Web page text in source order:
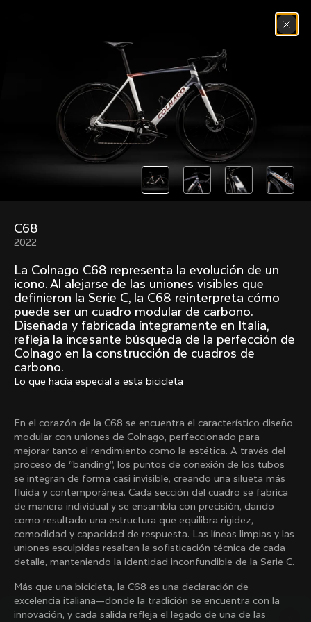
(0)
Past models that made history.
Overview over every bike produced by Colnago in
chronological order.
Freccia
1954
Mexico
1972
Mexico Oro
1979
Mexico TT
1980
Master
1983
Arabesque
1983
Oval CX
Cargar más
10 de 71
C68
2022
La Colnago C68 representa la evolución de un
icono. Al alejarse de las uniones visibles que
definieron la Serie C, la C68 reinterpreta cómo
puede ser un cuadro modular de carbono.
Diseñada y fabricada íntegramente en Italia,
refleja la incesante búsqueda de la perfección de
Colnago en la construcción de cuadros de
carbono.
Lo que hacía especial a esta bicicleta
En el corazón de la C68 se encuentra el característico diseño
modular con uniones de Colnago, perfeccionado para
mejorar tanto el rendimiento como la estética. A través del
proceso de “banding”, los puntos de conexión de los tubos
se integran de forma casi invisible, creando una silueta más
fluida y contemporánea. Cada sección del cuadro se fabrica
de manera individual y se ensambla con precisión, dando
como resultado una estructura que equilibra rigidez,
comodidad y capacidad de respuesta. Las líneas limpias y las
uniones esculpidas resaltan la sofisticación técnica de cada
detalle, manteniendo la identidad inconfundible de la Serie C.
Más que una bicicleta, la C68 es una declaración de
excelencia italiana—donde la tradición se encuentra con la
innovación, y cada salida refleja el legado de una de las